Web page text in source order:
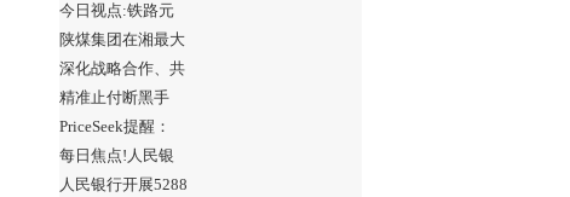
今日视点:铁路元
陕煤集团在湘最大
深化战略合作、共
精准止付断黑手
PriceSeek提醒：
每日焦点!人民银
人民银行开展5288